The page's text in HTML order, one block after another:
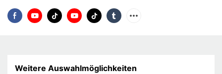
Weitere Auswahlmöglichkeiten